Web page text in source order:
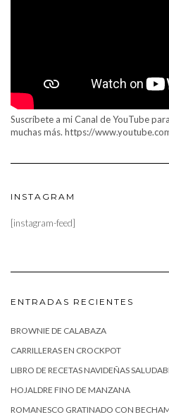
Suscríbete a mi Canal de YouTube
muchas más. https://
INSTAGRAM
[instagram-feed]
ENTRADAS RECIENTES
BROWNIE DE CALABAZA
CARRILLERAS EN CROCKPOT
LIBRO DE RECETAS NAVIDEÑAS
HOJALDRE FINO DE MANZANA
ROMANESCO GRATINADO CON